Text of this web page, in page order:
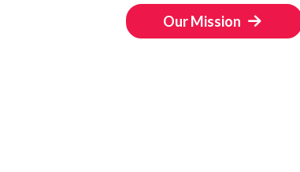
Our Mission